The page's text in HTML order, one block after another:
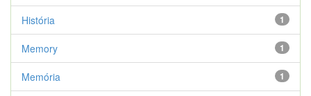
1
História
1
Memory
1
Memória